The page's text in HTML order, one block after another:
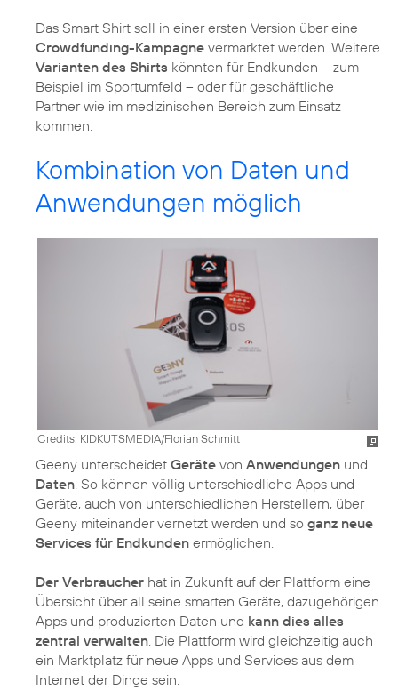
Das Smart Shirt soll in einer ersten Version über eine
Crowdfunding-Kampagne vermarktet werden. Weitere
Varianten des Shirts könnten für Endkunden – zum
Beispiel im Sportumfeld – oder für geschäftliche
Partner wie im medizinischen Bereich zum Einsatz
kommen.
Kombination von Daten und
Anwendungen möglich
Credits: KIDKUTSMEDIA/Florian Schmitt
Geeny unterscheidet Geräte von Anwendungen und
Daten. So können völlig unterschiedliche Apps und
Geräte, auch von unterschiedlichen Herstellern, über
Geeny miteinander vernetzt werden und so ganz neue
Services für Endkunden ermöglichen.
Der Verbraucher hat in Zukunft auf der Plattform eine
Übersicht über all seine smarten Geräte, dazugehörigen
Apps und produzierten Daten und kann dies alles
zentral verwalten. Die Plattform wird gleichzeitig auch
ein Marktplatz für neue Apps und Services aus dem
Internet der Dinge sein.